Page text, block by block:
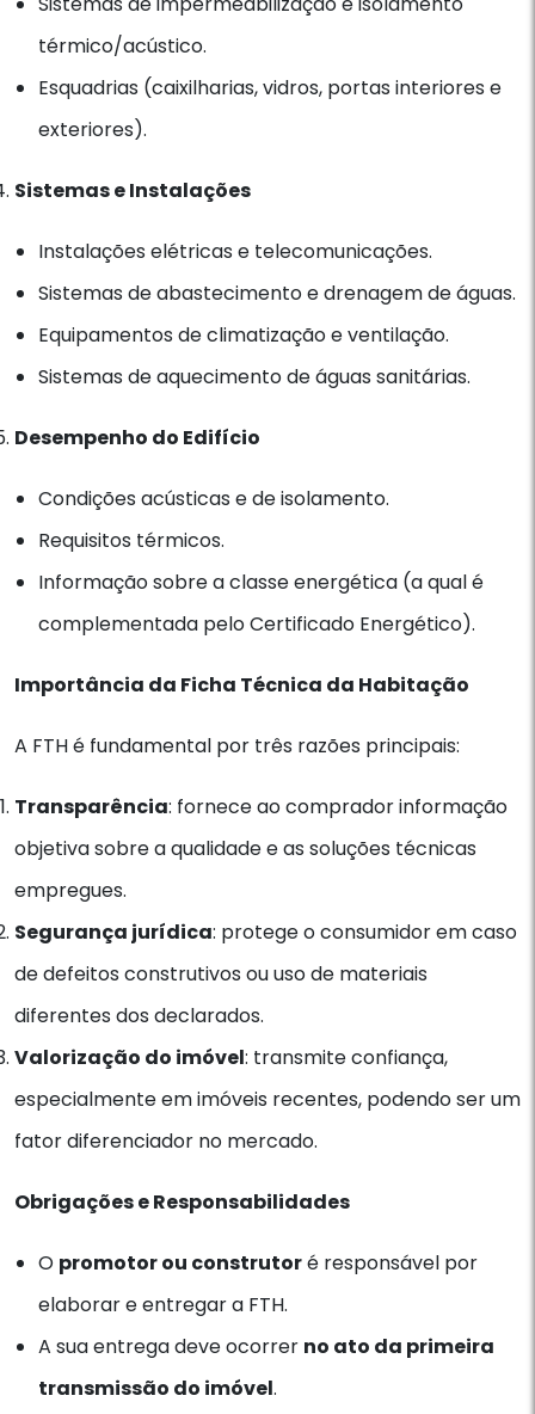
térmico/acústico.
Esquadrias (caixilharias, vidros, portas interiores e
exteriores).
Sistemas e Instalações
Instalações elétricas e telecomunicações.
Sistemas de abastecimento e drenagem de águas.
Equipamentos de climatização e ventilação.
Sistemas de aquecimento de águas sanitárias.
Desempenho do Edifício
Condições acústicas e de isolamento.
Requisitos térmicos.
Informação sobre a classe energética (a qual é
complementada pelo Certificado Energético).
Importância da Ficha Técnica da Habitação
A FTH é fundamental por três razões principais:
Transparência: fornece ao comprador informação
objetiva sobre a qualidade e as soluções técnicas
empregues.
Segurança jurídica: protege o consumidor em caso
de defeitos construtivos ou uso de materiais
diferentes dos declarados.
Valorização do imóvel: transmite confiança,
especialmente em imóveis recentes, podendo ser um
fator diferenciador no mercado.
Obrigações e Responsabilidades
O promotor ou construtoré responsável por
elaborar e entregar a FTH.
A sua entrega deve ocorrer no ato da primeira
transmissão do imóvel.